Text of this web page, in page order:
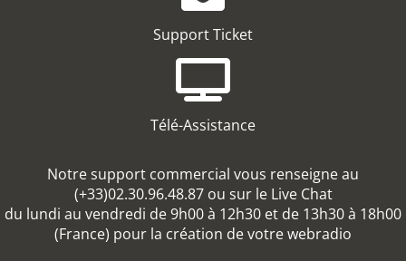
Support Ticket
Télé-Assistance
Notre support commercial vous renseigne au
(+33)02.30.96.48.87 ou sur le Live Chat
du lundi au vendredi de 9h00 à 12h30 et de 13h30 à 18h00
(France) pour la création de votre webradio